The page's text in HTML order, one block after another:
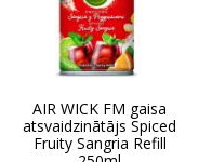
AIR WICK FM gaisa
atsvaidzinātājs Spiced
Fruity Sangria Refill